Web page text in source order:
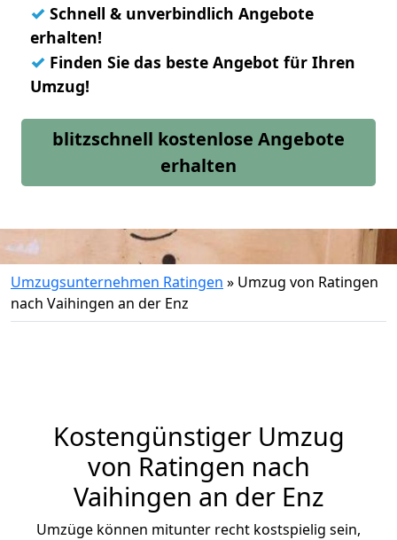
✓ Schnell & unverbindlich Angebote
erhalten!
✓ Finden Sie das beste Angebot für Ihren
Umzug!
blitzschnell kostenlose Angebote
erhalten
Umzugsunternehmen Ratingen » Umzug von Ratingen
nach Vaihingen an der Enz
Kostengünstiger Umzug
von Ratingen nach
Vaihingen an der Enz
Umzüge können mitunter recht kostspielig sein,